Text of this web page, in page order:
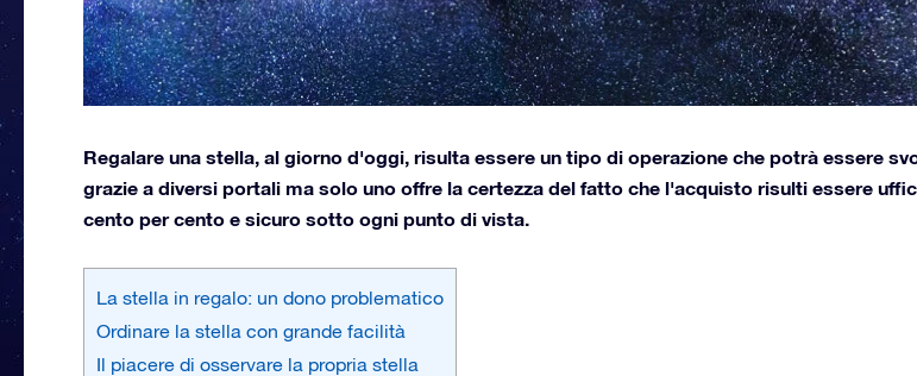
Regalare una stella, al giorno d'oggi, risulta essere un tipo di operazione che potrà essere
grazie a diversi portali ma solo uno offre la certezza del fatto che l'acquisto risulti essere
cento per cento e sicuro sotto ogni punto di vista.
La stella in regalo: un dono problematico
Ordinare la stella con grande facilità
Il piacere di osservare la propria stella